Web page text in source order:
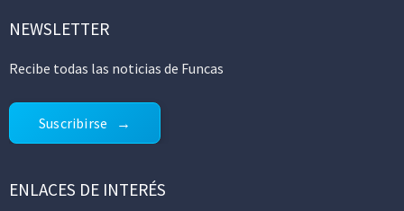
NEWSLETTER
Recibe todas las noticias de Funcas
Suscribirse
ENLACES DE INTERÉS